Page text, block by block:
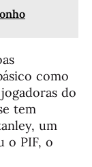
como
do
tem
um
o PIF, o